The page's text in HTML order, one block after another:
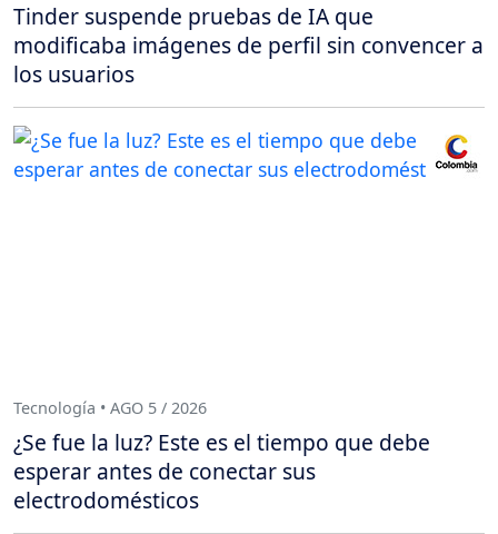
Tinder suspende pruebas de IA que
modificaba imágenes de perfil sin convencer a
los usuarios
Tecnología • AGO 5 / 2026
¿Se fue la luz? Este es el tiempo que debe
esperar antes de conectar sus
electrodomésticos